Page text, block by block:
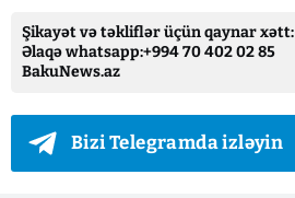
Şikayət və təkliflər üçün qaynar xətt:
Əlaqə whatsapp:+994 70 402 02 85
BakuNews.az
Bizi Telegramda izləyin